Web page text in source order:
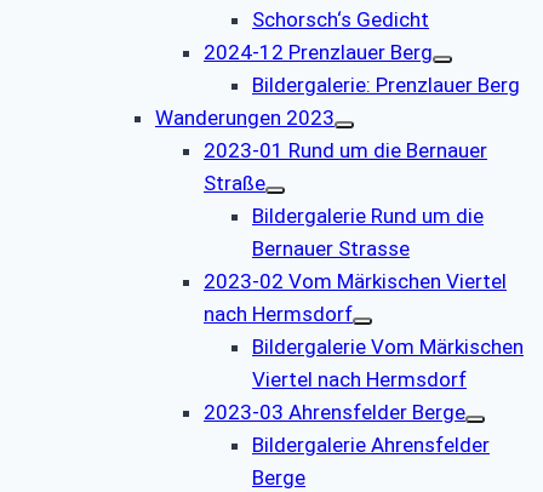
Schorsch‘s Gedicht
2024-12 Prenzlauer Berg
Bildergalerie: Prenzlauer Berg
Wanderungen 2023
2023-01 Rund um die Bernauer
Straße
Bildergalerie Rund um die
Bernauer Strasse
2023-02 Vom Märkischen Viertel
nach Hermsdorf
Bildergalerie Vom Märkischen
Viertel nach Hermsdorf
2023-03 Ahrensfelder Berge
Bildergalerie Ahrensfelder
Berge